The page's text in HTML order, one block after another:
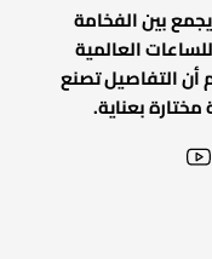
بين الفخامة
العالمية
التفاصيل تصنع
بعناية.